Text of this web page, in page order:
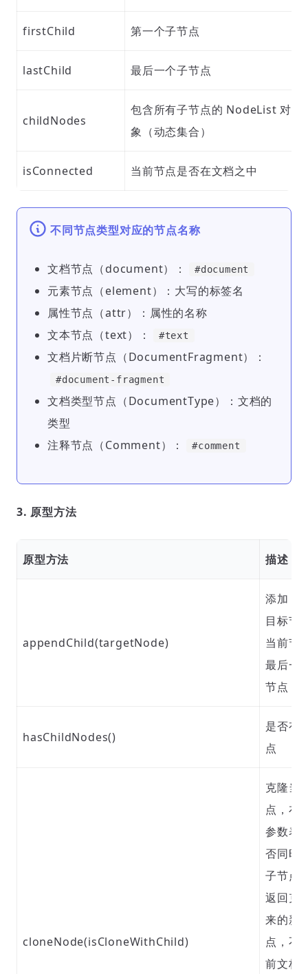
firstChild 第一个子节点
lastChild 最后一个子节点
childNodes
包含所有子节点的 NodeList 对
象（动态集合）
isConnected 当前节点是否在文档之中
不同节点类型对应的节点名称
文档节点（document）： #document
元素节点（element）：大写的标签名
属性节点（attr）：属性的名称
文本节点（text）：
#text
文档片断节点（DocumentFragment）：
#document-fragment
文档类型节点（DocumentType）：文档的
类型
注释节点（Comment）：
#comment
3. 原型方法
原型方法 描述
appendChild(targetNode)
添加 /
目标节
当前节
最后一
节点
hasChildNodes()
是否有
点
cloneNode(isCloneWithChild)
克隆当
点，布
参数表
否同时
子节点
返回克
来的新
点，不
前文档